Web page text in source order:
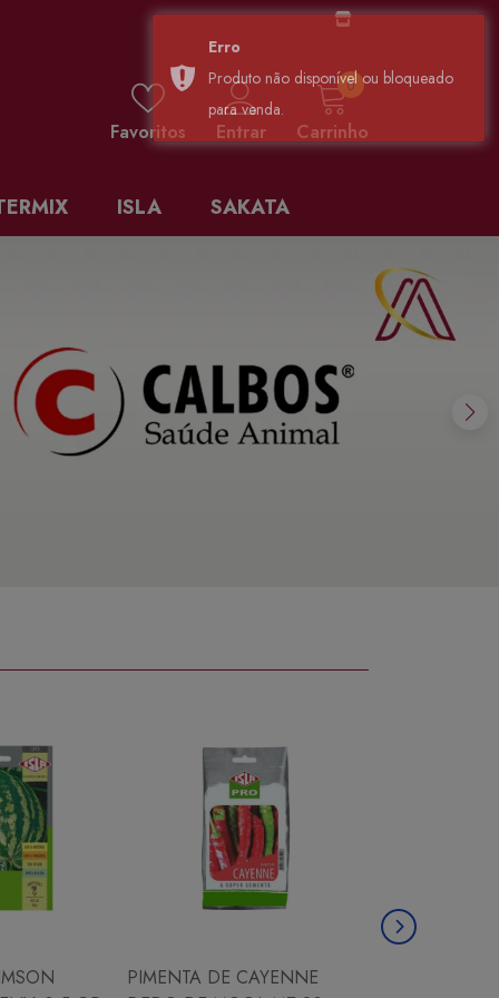
Favoritos Entrar Carrinho
00 items
ISLA SAKATA
PIMENTA DE CAYENNE